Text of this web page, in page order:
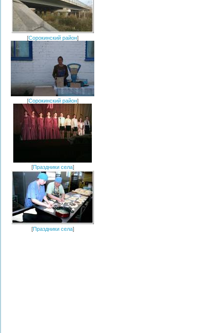
[Сорокинский район]
[Сорокинский район]
[Праздники села]
[Праздники села]